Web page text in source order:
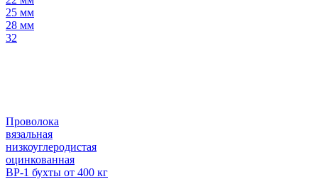
25 мм
28 мм
32
Проволока
вязальная
низкоуглеродистая
оцинкованная
ВР-1 бухты от 400 кг